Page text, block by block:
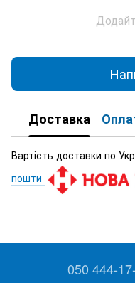
Доставка
Вартість доставки по
пошти
050 444-